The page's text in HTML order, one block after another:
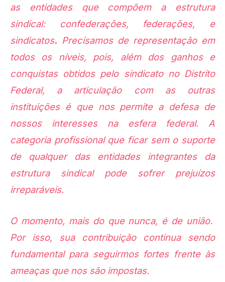
as entidades que compõem a estrutura
sindical: confederações, federações, e
sindicatos. Precisamos de representação em
todos os níveis, pois, além dos ganhos e
conquistas obtidos pelo sindicato no Distrito
Federal, a articulação com as outras
instituições é que nos permite a defesa de
nossos interesses na esfera federal. A
categoria profissional que ficar sem o suporte
de qualquer das entidades integrantes da
estrutura sindical pode sofrer prejuízos
irreparáveis.
O momento, mais do que nunca, é de união.
Por isso, sua contribuição continua sendo
fundamental para seguirmos fortes frente às
ameaças que nos são impostas.